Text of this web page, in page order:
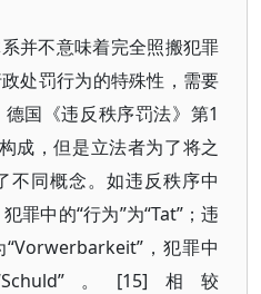
并不意味着完全照搬犯罪
处罚行为的特殊性，需要
国《违反秩序罚法》第1
成，但是立法者为了将之
不同概念。如违反秩序中
罪中的“行为”为“Tat”；违
“Vorwerbarkeit”，犯罪中
。[15]相较